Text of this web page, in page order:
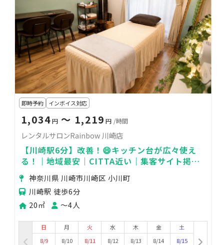
即時予約 インボイス対応
1,034円〜 1,219 円 /時間
レンタルサロンRainbow 川崎店
【川崎駅6分】改善！😄キッチン台が広々使え
る！｜地域最安｜CITTA近い｜集客サイト掲載
OK｜室内トイレ完備｜EV有
神奈川県 川崎市川崎区 小川町
川崎駅 徒歩6分
20㎡
〜4人
日
8/9
月
8/10
火
8/11
水
8/12
木
8/13
金
8/14
土
8/15